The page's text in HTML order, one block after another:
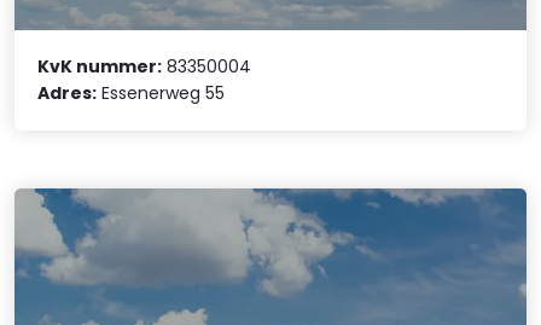
KvK nummer: 83350004
Adres: Essenerweg 55